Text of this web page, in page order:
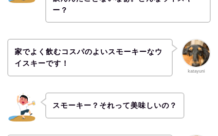
ー？
katayuni
家でよく飲むコスパのよいスモーキーなウ
イスキーです！
スモーキー？それって美味しいの？